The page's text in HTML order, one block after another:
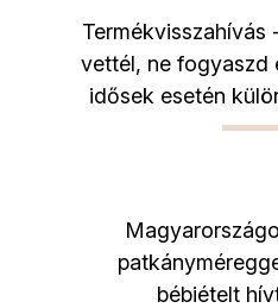
vettél, ne fogyaszd
idősek esetén
bébiételt